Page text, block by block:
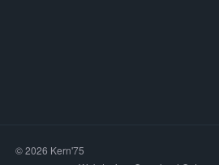
© 2026 Kern'75